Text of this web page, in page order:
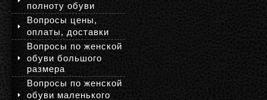
полноту обуви
Вопросы цены,
оплаты, доставки
Вопросы по женской
обуви большого
размера
Вопросы по женской
обуви маленького